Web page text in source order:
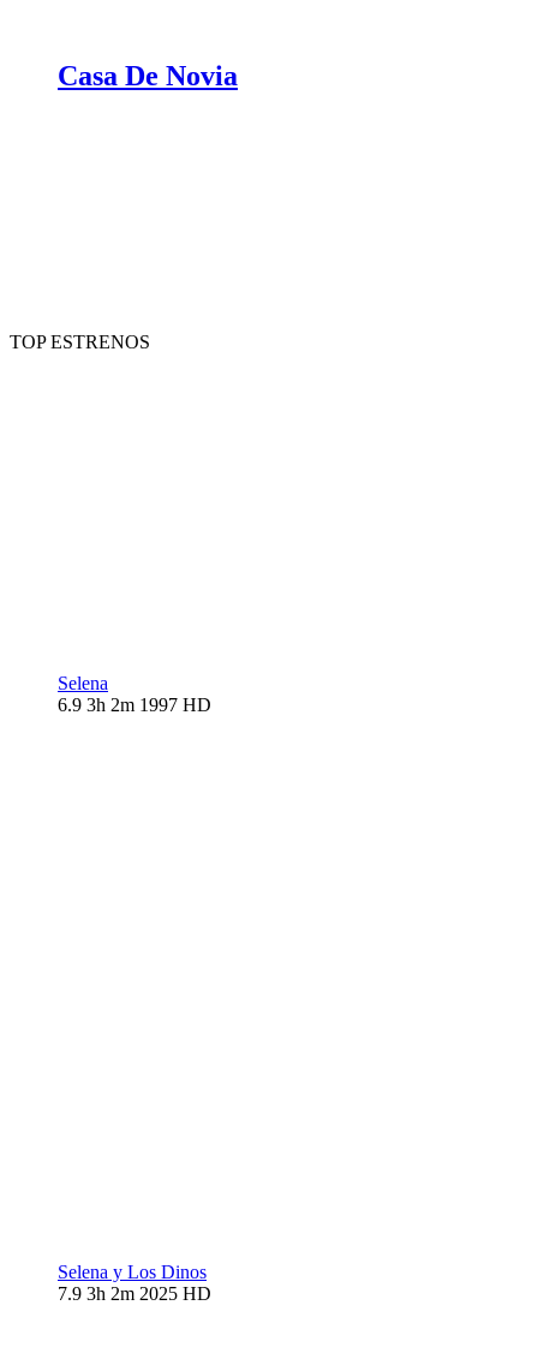
Casa De Novia
TOP ESTRENOS
Selena
6.9 3h 2m 1997 HD
Selena y Los Dinos
7.9 3h 2m 2025 HD